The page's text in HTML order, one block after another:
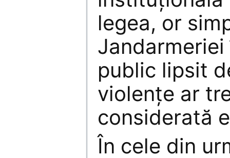
legea, or
public lipsit
violenţe ar
considerată
În cele din